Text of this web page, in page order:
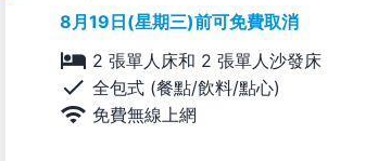
8月19日(星期三)前可免費取消
2 張單人床和 2 張單人沙發床
全包式 (餐點/飲料/點心)
免費無線上網